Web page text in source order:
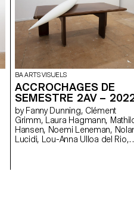
BA ARTS VISUELS
ACCROCHAGES DE
SEMESTRE 2AV –
by Fanny Dunning, Clément
Grimm, Laura Hagmann,
Hansen, Noemi Leneman,
Lucidi, Lou-Anna Ulloa del Rio,